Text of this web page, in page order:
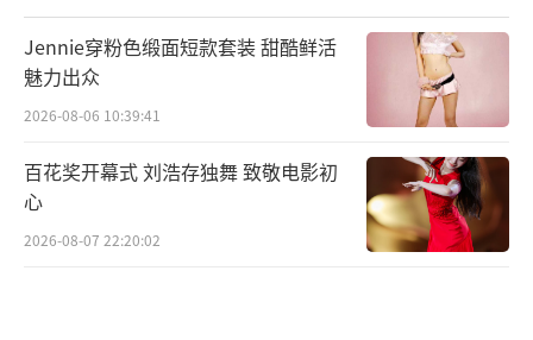
Jennie穿粉色缎面短款套装 甜酷鲜活
魅力出众
2026-08-06 10:39:41
百花奖开幕式 刘浩存独舞 致敬电影初
心
2026-08-07 22:20:02